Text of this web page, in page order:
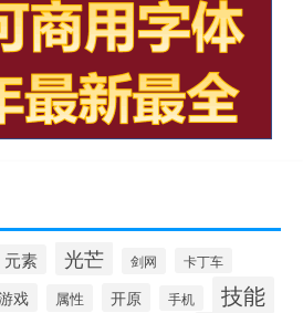
元素 光芒 剑网 卡丁车
戏 属性 开原 手机 技能